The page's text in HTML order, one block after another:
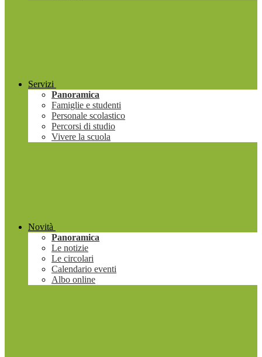
Servizi
Panoramica
Famiglie e studenti
Personale scolastico
Percorsi di studio
Vivere la scuola
Novità
Panoramica
Le notizie
Le circolari
Calendario eventi
Albo online